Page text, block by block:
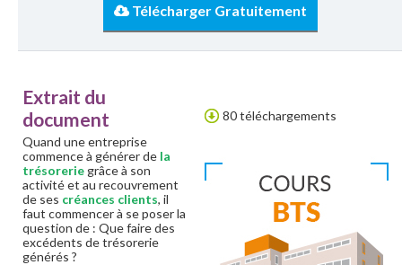
Télécharger Gratuitement
80 téléchargements
Extrait du
document
Quand une entreprise
commence à générer de la
trésorerie grâce à son
activité et au recouvrement
de ses créances clients, il
faut commencer à se poser la
question de : Que faire des
excédents de trésorerie
générés ?